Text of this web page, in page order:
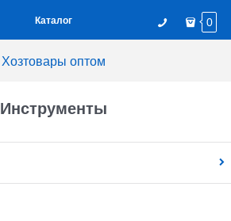
Каталог 0
Хозтовары оптом
Инструменты